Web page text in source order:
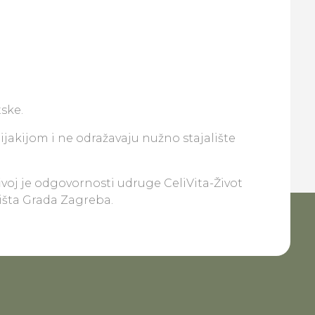
i ne odražavaju nužno stajalište
je odgovornosti udruge CeliVita-Život
Grada Zagreba.